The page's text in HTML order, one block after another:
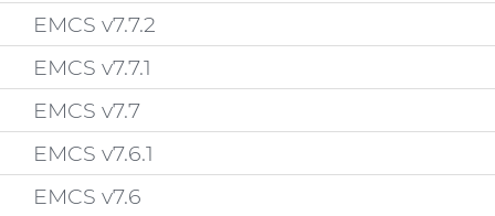
EMCS v7.7.2
EMCS v7.7.1
EMCS v7.7
EMCS v7.6.1
EMCS v7.6